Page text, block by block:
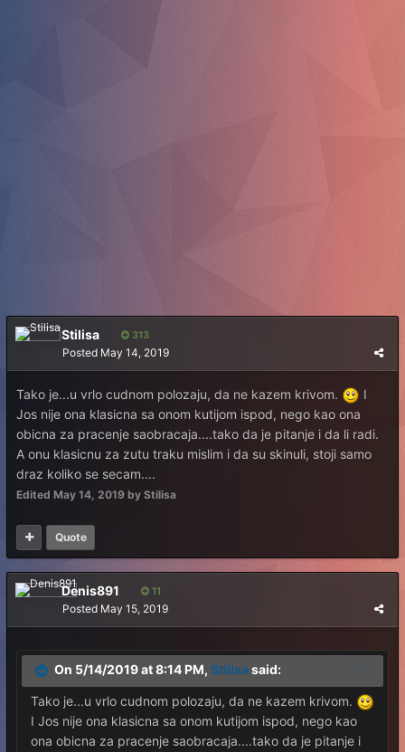
Stilisa 313
Posted May 14, 2019
Tako je...u vrlo cudnom polozaju, da ne kazem krivom.
I
Jos nije ona klasicna sa onom kutijom ispod, nego kao ona
obicna za pracenje saobracaja....tako da je pitanje i da li radi.
A onu klasicnu za zutu traku mislim i da su skinuli, stoji samo
draz koliko se secam....
Edited May 14, 2019 by Stilisa
Quote
Denis891 11
Posted May 15, 2019
On 5/14/2019 at 8:14 PM, Stilisa said:
Tako je...u vrlo cudnom polozaju, da ne kazem krivom.
I Jos nije ona klasicna sa onom kutijom ispod, nego kao
ona obicna za pracenje saobracaja....tako da je pitanje i